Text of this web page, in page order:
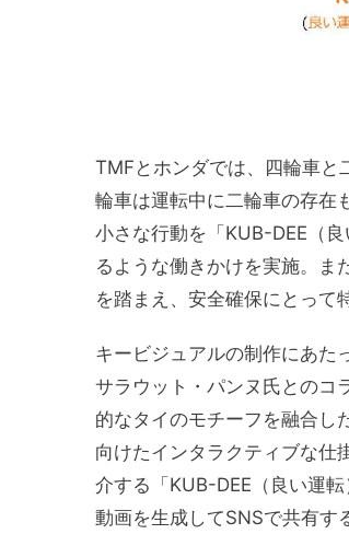
TMFとホンダでは、四輪車と
輪車は運転中に二輪車の存在
小さな行動を「KUB-DEE（
るような働きかけを実施。ま
を踏まえ、安全確保にとって
キービジュアルの制作にあた
サラウット・パンヌ氏とのコ
的なタイのモチーフを融合し
向けたインタラクティブな仕
介する「KUB-DEE（良い運
動画を生成してSNSで共有す